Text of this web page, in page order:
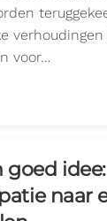
verhoudingen
voor…
goed
naar